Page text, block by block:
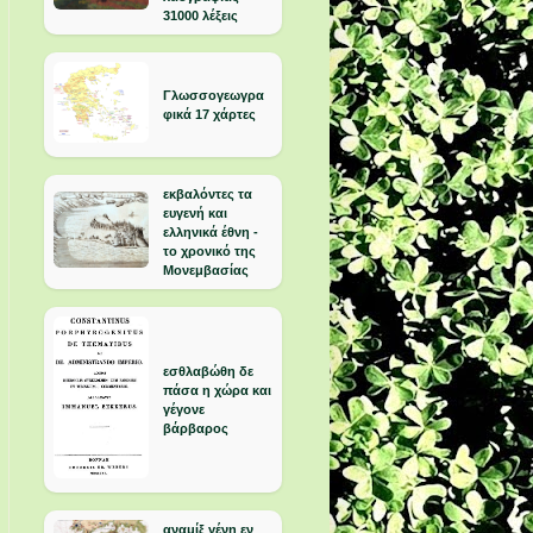
31000 λέξεις
Γλωσσογεωγρα
φικά 17 χάρτες
εκβαλόντες τα
ευγενή και
ελληνικά έθνη -
το χρονικό της
Μονεμβασίας
εσθλαβώθη δε
πάσα η χώρα και
γέγονε
βάρβαρος
αναμίξ γένη εν